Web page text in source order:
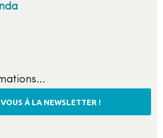
À LA NEWSLETTER !